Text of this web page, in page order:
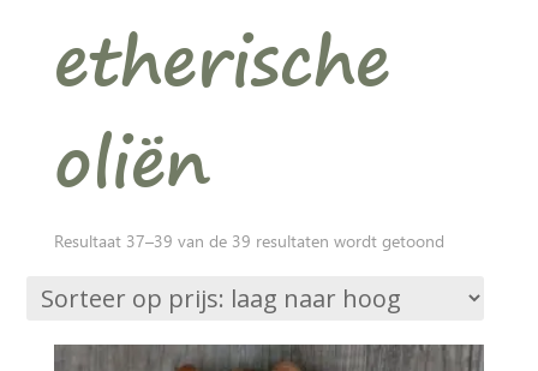
etherische
oliën
Resultaat 37–39 van de 39 resultaten wordt getoondGesorteerd
laag